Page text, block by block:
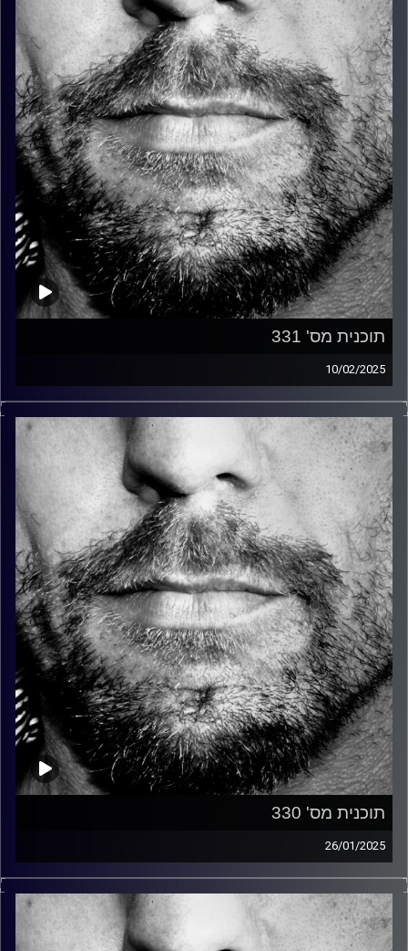
קרדיט תמונות: David Goehring
תוכנית מס' 331
10/02/2025
זיפים, מוזיקה מחוספסת של הופעות חיות. הרבה ג'אם, רוק,
בלוז, bluegrass, ג'אז, Fאנק, פרוגרסיב ואפילו אלקטרוניקה.
כל מה שחי, אמיתי ונושם.
עם שמוליק רגב.
קרדיט תמונות: David Goehring
תוכנית מס' 330
26/01/2025
זיפים, מוזיקה מחוספסת של הופעות חיות. הרבה ג'אם, רוק,
בלוז, bluegrass, ג'אז, Fאנק, פרוגרסיב ואפילו אלקטרוניקה.
כל מה שחי, אמיתי ונושם.
עם שמוליק רגב.